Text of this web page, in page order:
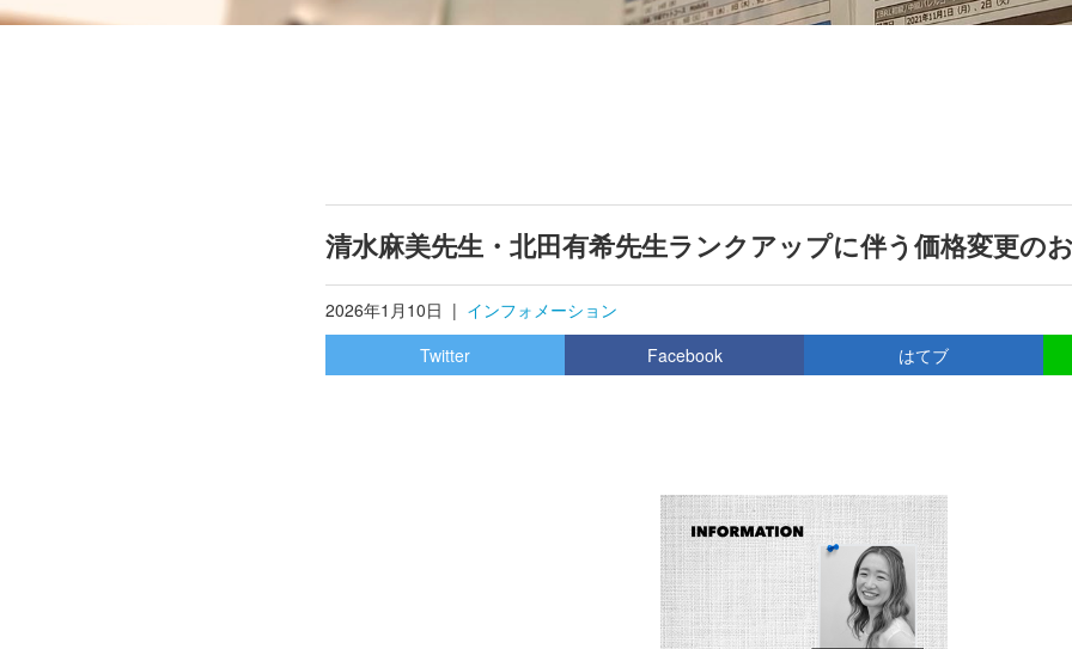
清水麻美先生・北田有希先生ランクアップに伴う価格変更の
2026年1月10日 | インフォメーション
Twitter
Facebook はてブ